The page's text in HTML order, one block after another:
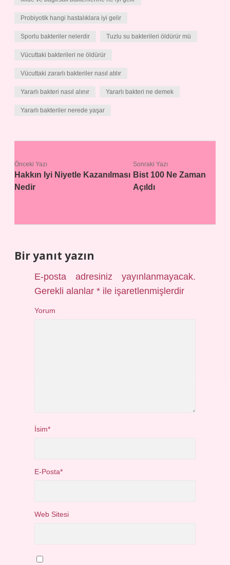
Probiyotik hangi hastalıklara iyi gelir
Sporlu bakteriler nelerdir Tuzlu su bakterileri öldürür mü
Vücuttaki bakterileri ne öldürür
Vücuttaki zararlı bakteriler nasıl atılır
Yararlı bakteri nasıl alınır Yararlı bakteri ne demek
Yararlı bakteriler nerede yaşar
Önceki Yazı
Hakkın Iyi Niyetle Kazanılması
Nedir
Sonraki Yazı
Bist 100 Ne Zaman
Açıldı
Bir yanıt yazın
E-posta adresiniz yayınlanmayacak.
Gerekli alanlar* ile işaretlenmişlerdir
Yorum
İsim*
E-Posta*
Web Sitesi